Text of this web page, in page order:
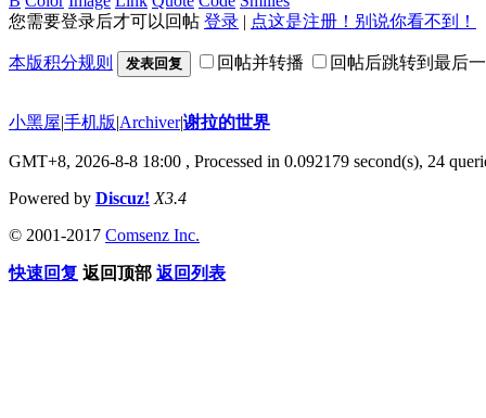
您需要登录后才可以回帖 登录 | 点这是注册！别说你看不到！
本版积分规则 发表回复 回帖并转播 回帖后跳转到最后
小黑屋|手机版|Archiver|谢拉的世界
GMT+8, 2026-8-8 18:00 , Processed in 0.092179 second(s), 24
Powered by Discuz! X3.4
© 2001-2017 Comsenz Inc.
快速回复 返回顶部 返回列表